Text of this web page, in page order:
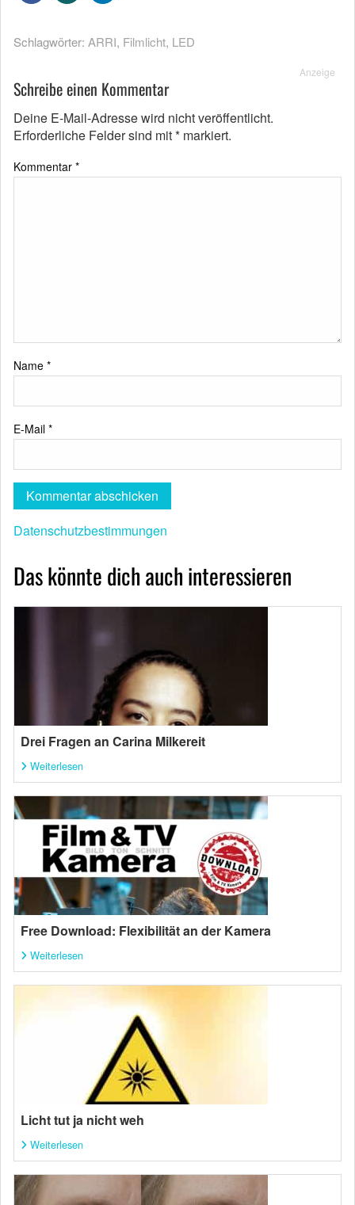
Schlagwörter: ARRI, Filmlicht, LED
Anzeige
Schreibe einen Kommentar
Deine E-Mail-Adresse wird nicht veröffentlicht.
Erforderliche Felder sind mit* markiert.
Kommentar *
Name *
E-Mail *
Datenschutzbestimmungen
Das könnte dich auch interessieren
Drei Fragen an Carina Milkereit
Weiterlesen
Free Download: Flexibilität an der Kamera
Weiterlesen
Licht tut ja nicht weh
Weiterlesen